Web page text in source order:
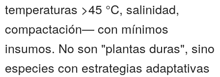
temperaturas >45 °C, salinidad,
compactación— con mínimos
insumos. No son "plantas duras", sino
especies con estrategias adaptativas